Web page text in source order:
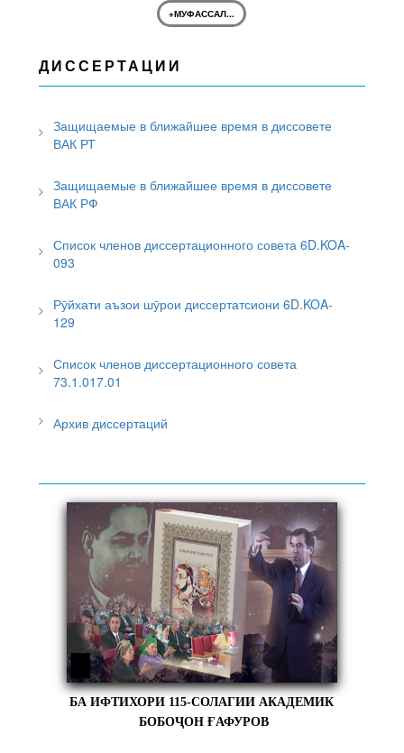
+МУФАССАЛ...
ДИССЕРТАЦИИ
Защищаемые в ближайшее время в диссовете
ВАК РТ
Защищаемые в ближайшее время в диссовете
ВАК РФ
Список членов диссертационного совета 6D.KOA-
093
Рӯйхати аъзои шӯрои диссертатсиони 6D.KOA-
129
Список членов диссертационного совета
73.1.017.01
Архив диссертаций
БА ИФТИХОРИ 115-СОЛАГИИ АКАДЕМИК
БОБОҶОН ҒАФУРОВ